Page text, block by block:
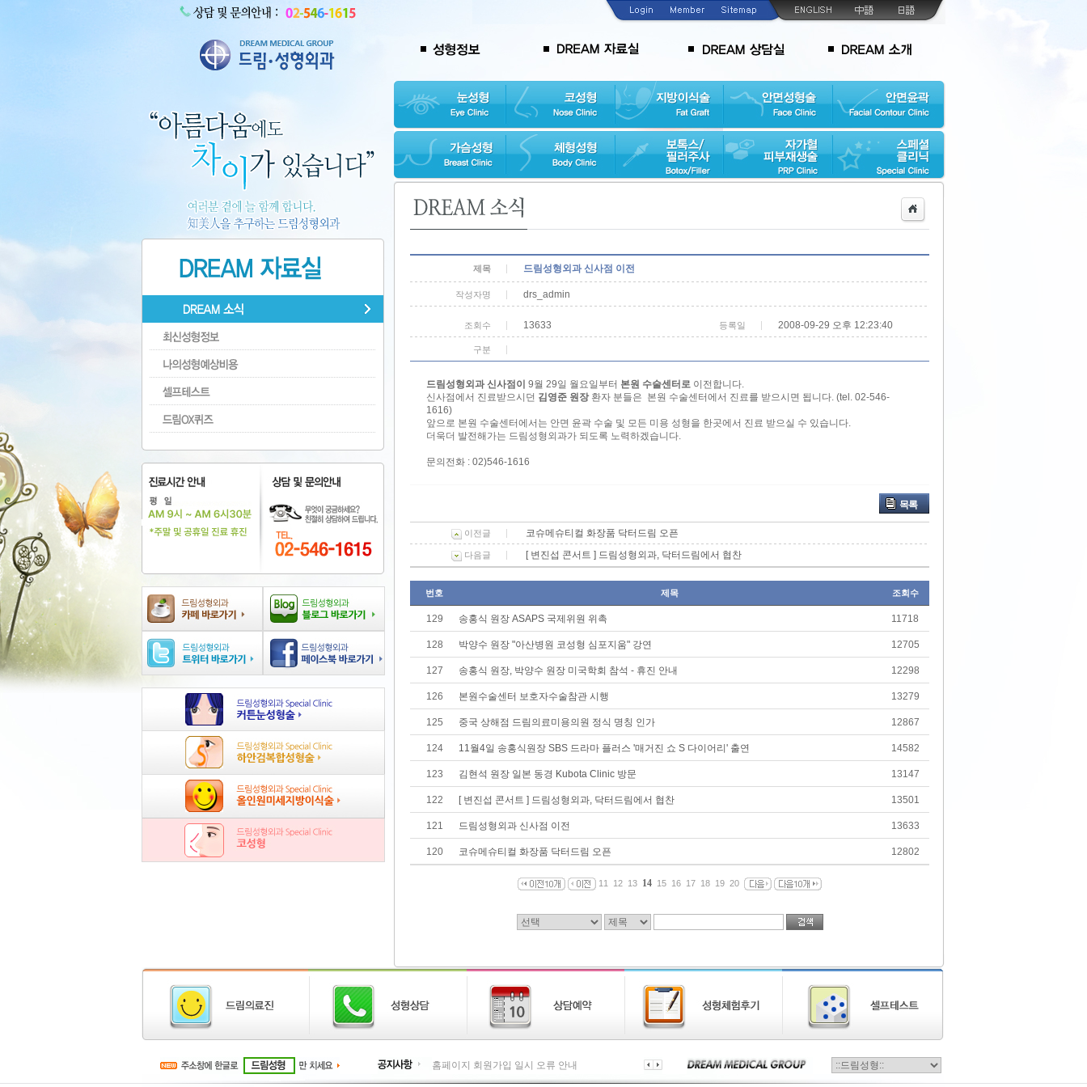
제목 드림성형외과 신사점 이전
작성자명 drs_admin
조회수 13633 등록일 2008-09-29 오후 12:23:40
구분
드림성형외과 신사점이 9월 29일 월요일부터 본원 수술센터로 이전합니다.
신사점에서 진료받으시던 김영준 원장환자 분들은 본원 수술센터에서 진료를 받으시면 됩니다. (tel. 02-546-
1616)
앞으로 본원 수술센터에서는 안면 윤곽 수술 및 모든 미용 성형을 한곳에서 진료 받으실 수 있습니다.
더욱더 발전해가는 드림성형외과가 되도록 노력하겠습니다.
문의전화 : 02)546-1616
목록
이전글 코슈메슈티컬 화장품 닥터드림 오픈
다음글 [ 변진섭 콘서트 ] 드림성형외과, 닥터드림에서 협찬
번호 제목 조회수
129 송홍식 원장 ASAPS 국제위원 위촉 11718
128 박양수 원장 "아산병원 코성형 심포지움" 강연 12705
127 송홍식 원장, 박양수 원장 미국학회 참석 - 휴진 안내 12298
126 본원수술센터 보호자수술참관 시행 13279
125 중국 상해점 드림의료미용의원 정식 명칭 인가 12867
124 11월4일 송홍식원장 SBS 드라마 플러스 '매거진 쇼 S 다이어리' 출연 14582
123 김현석 원장 일본 동경 Kubota Clinic 방문 13147
122 [ 변진섭 콘서트 ] 드림성형외과, 닥터드림에서 협찬 13501
121 드림성형외과 신사점 이전 13633
120 코슈메슈티컬 화장품 닥터드림 오픈 12802
11 12 13 14 15 16 17 18 19 20
홈페이지 회원가입 일시 오류 안내